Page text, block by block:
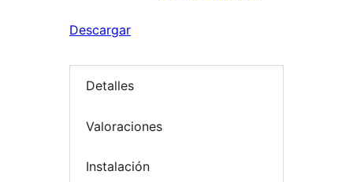
Descargar
Detalles
Valoraciones
Instalación